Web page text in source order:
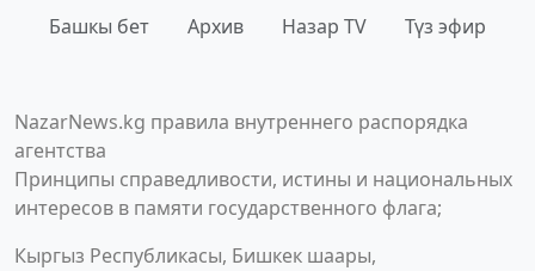
Башкы бет Архив Назар TV Түз эфир
NazarNews.kg правила внутреннего распорядка
агентства
Принципы справедливости, истины и национальных
интересов в памяти государственного флага;
Кыргыз Республикасы, Бишкек шаары,